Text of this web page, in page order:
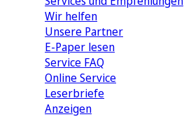
Wir helfen
Unsere Partner
E-Paper lesen
Service FAQ
Online Service
Leserbriefe
Anzeigen